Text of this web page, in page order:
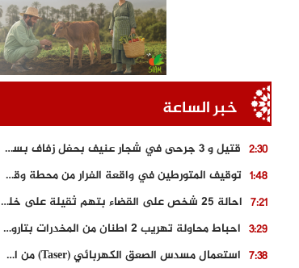
خبر الساعة
2:30
قتيل و 3 جرحى في شجار عنيف بحفل زفاف بسوق اليبت
1:48
توقيف المتورطين في واقعة الفرار من محطة وقود و حجز السيارة
7:21
احالة 25 شخص على القضاء بتهم ثقيلة على خلفية احداث المناطق الشمالية
3:29
احباط محاولة تهريب 2 اطنان من المخدرات بتارودانت
7:38
استعمال مسدس الصعق الكهربائي (Taser) من اجل تحرير شابة محتجزة